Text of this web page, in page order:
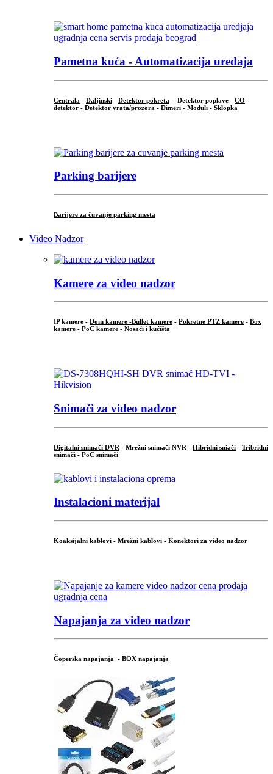
Pametna kuća - Automatizacija uređaja
Centrala - Daljinski - Detektor pokreta - Detektor poplave - CO
detektor - Detektor vrata/prozora - Dimeri - Moduli - Sklopka
Parking barijere
Barijere za čuvanje parking mesta
Video Nadzor
Kamere za video nadzor
IP kamere - Dom kamere -Bullet kamere - Pokretne PTZ kamere - Box
kamere - PoC kamere - Nosači i kućišta
Snimači za video nadzor
Digitalni snimači DVR - Mrežni snimači NVR - Hibridni sniači - Tribridni
snimači - PoC snimači
Instalacioni materijal
Koaksijalni kablovi - Mrežni kablovi - Konektori za video nadzor
Napajanja za video nadzor
Čoperska napajanja - BOX napajanja